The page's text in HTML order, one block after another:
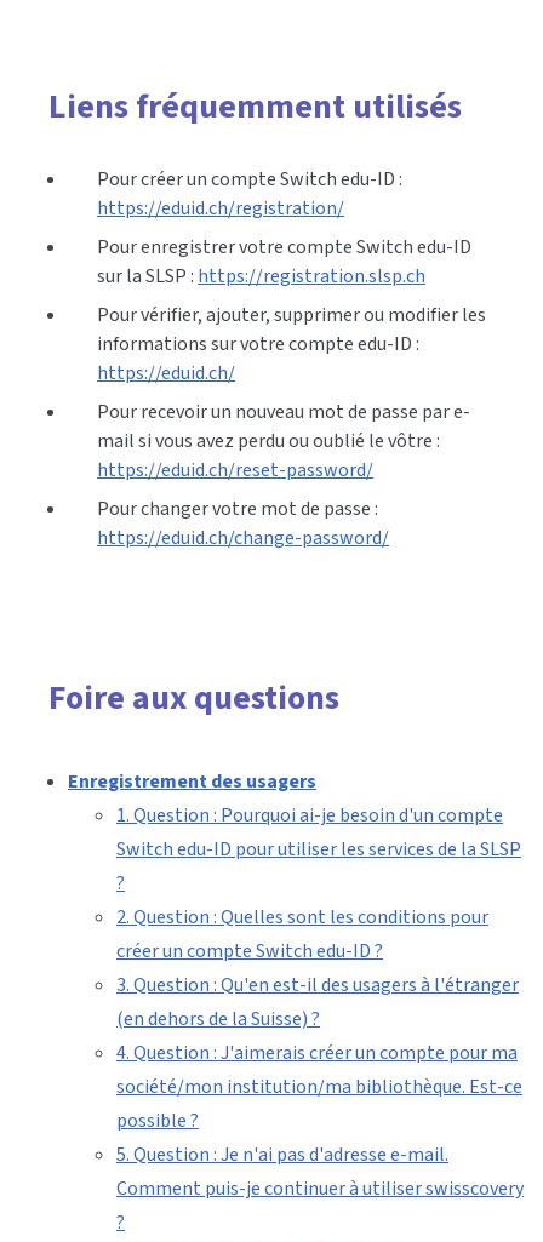
Liens fréquemment utilisés
Pour créer un compte Switch edu-ID :
https://eduid.ch/registration/
Pour enregistrer votre compte Switch edu-ID
sur la SLSP : https://registration.slsp.ch
Pour vérifier, ajouter, supprimer ou modifier les
informations sur votre compte edu-ID :
https://eduid.ch/
Pour recevoir un nouveau mot de passe par e-
mail si vous avez perdu ou oublié le vôtre :
https://eduid.ch/reset-password/
Pour changer votre mot de passe :
https://eduid.ch/change-password/
Foire aux questions
Enregistrement des usagers
1. Question : Pourquoi ai-je besoin d'un compte
Switch edu-ID pour utiliser les services de la SLSP
?
2. Question : Quelles sont les conditions pour
créer un compte Switch edu-ID ?
3. Question : Qu'en est-il des usagers à l'étranger
(en dehors de la Suisse) ?
4. Question : J'aimerais créer un compte pour ma
société/mon institution/ma bibliothèque. Est-ce
possible ?
5. Question : Je n'ai pas d'adresse e-mail.
Comment puis-je continuer à utiliser swisscovery
?